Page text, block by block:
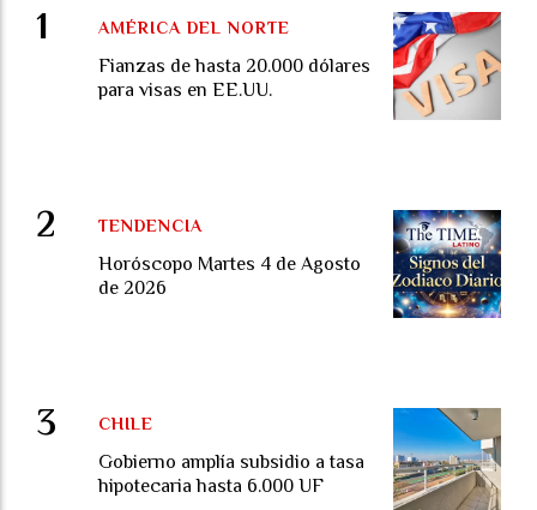
Fianzas de hasta 20.000 dólares
para visas en EE.UU.
AMÉRICA DEL NORTE
Horóscopo Martes 4 de Agosto
de 2026
TENDENCIA
Gobierno amplía subsidio a tasa
hipotecaria hasta 6.000 UF
CHILE